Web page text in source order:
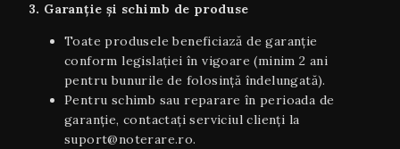
3. Garanție și schimb de produse
Toate produsele beneficiază de garanție
conform legislației în vigoare (minim 2 ani
pentru bunurile de folosință îndelungată).
Pentru schimb sau reparare în perioada de
garanție, contactați serviciul clienți la
suport@noterare.ro.